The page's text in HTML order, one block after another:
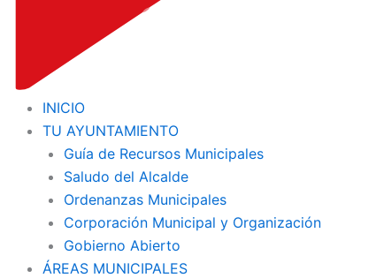
INICIO
TU AYUNTAMIENTO
Guía de Recursos Municipales
Saludo del Alcalde
Ordenanzas Municipales
Corporación Municipal y Organización
Gobierno Abierto
ÁREAS MUNICIPALES